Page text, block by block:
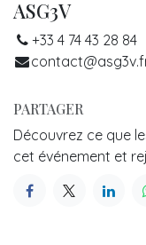
ASG3V
+33 4 74 43 28 84
PARTAGER
Découvrez ce que
cet événement et